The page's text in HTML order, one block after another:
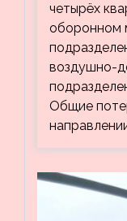
четырёх
оборонном
воздушно-
Общие